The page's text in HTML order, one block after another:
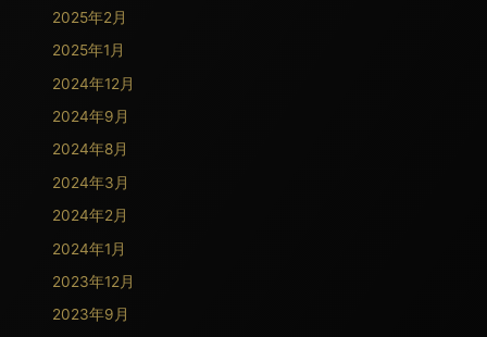
2025年2月
2025年1月
2024年12月
2024年9月
2024年8月
2024年3月
2024年2月
2024年1月
2023年12月
2023年9月